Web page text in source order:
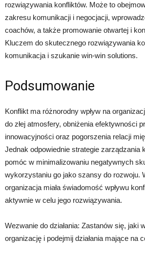
rozwiązywania konfliktów. Może to
zakresu komunikacji i negocjacji,
coachów, a także promowanie otwartej i
Kluczem do skutecznego rozwiązywania
komunikacja i szukanie win-win solutions.
Podsumowanie
Konflikt ma różnorodny wpływ na
do złej atmosfery, obniżenia efektywności
innowacyjności oraz pogorszenia relacji
Jednak odpowiednie strategie zarządzania
pomóc w minimalizowaniu negatywnych
wykorzystaniu go jako szansy do rozwoju.
organizacja miała świadomość wpływu
aktywnie w celu jego rozwiązywania.
Wezwanie do działania: Zastanów się, jaki
organizację i podejmij działania mające na